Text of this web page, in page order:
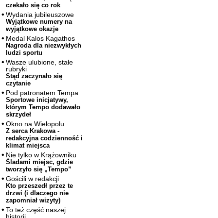
czekało się co rok
Wydania jubileuszowe
Wyjątkowe numery na
wyjątkowe okazje
Medal Kalos Kagathos
Nagroda dla niezwykłych
ludzi sportu
Wasze ulubione, stałe
rubryki
Stąd zaczynało się
czytanie
Pod patronatem Tempa
Sportowe inicjatywy,
którym Tempo dodawało
skrzydeł
Okno na Wielopolu
Z serca Krakowa -
redakcyjna codzienność i
klimat miejsca
Nie tylko w Krążowniku
Śladami miejsc, gdzie
tworzyło się „Tempo”
Gościli w redakcji
Kto przeszedł przez te
drzwi (i dlaczego nie
zapomniał wizyty)
To też część naszej